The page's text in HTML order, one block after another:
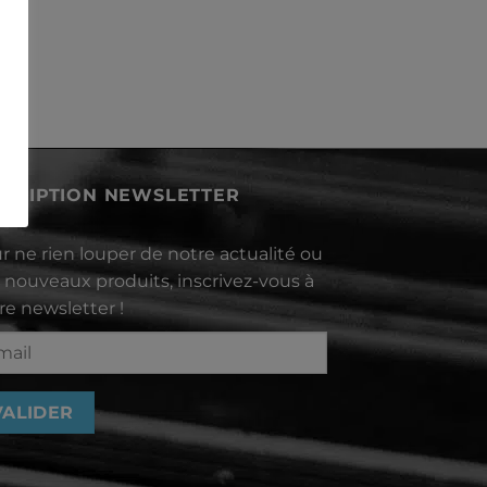
NEWSLETTER
ne rien louper de notre actualité ou
nouveaux produits, inscrivez-vous à
newsletter !